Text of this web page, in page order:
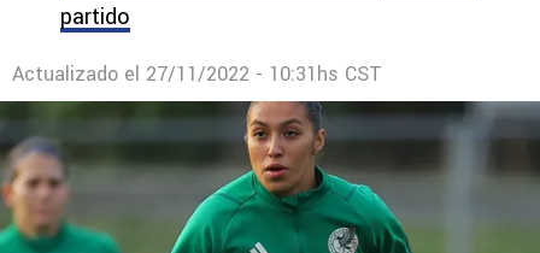
partido
Actualizado el 27/11/2022 - 10:31hs CST